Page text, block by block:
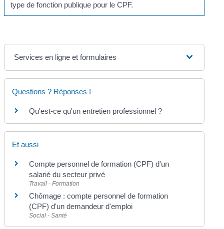
type de fonction publique pour le CPF.
Services en ligne et formulaires
Questions ? Réponses !
Qu'est-ce qu'un entretien professionnel ?
Et aussi
Compte personnel de formation (CPF) d'un
salarié du secteur privé
Travail - Formation
Chômage : compte personnel de formation
(CPF) d'un demandeur d'emploi
Social - Santé